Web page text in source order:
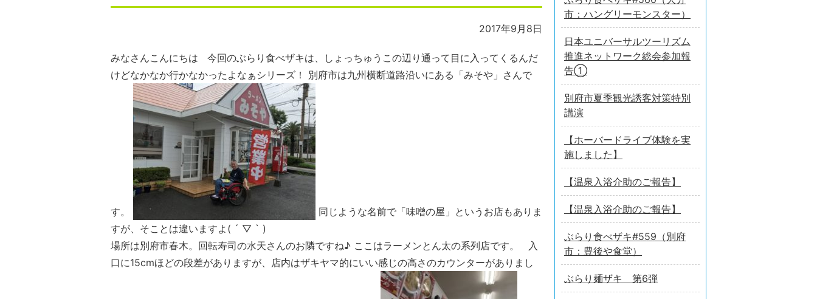
2017年9月8日
みなさんこんにちは 今回のぶらり食べザキは、しょっちゅうこの辺り通って目に入ってくるんだ
けどなかなか行かなかったよなぁシリーズ！ 別府市は九州横断道路沿いにある「みそや」さんで
す。
同じような名前で「味噌の屋」というお店もありま
すが、そことは違いますよ( ´ ▽ ` )
場所は別府市春木。回転寿司の水天さんのお隣ですね♪ ここはラーメンとん太の系列店です。 入
口に15cmほどの段差がありますが、店内はザキヤマ的にいい感じの高さのカウンターがありまし
市：ハングリーモンスター）
日本ユニバーサルツーリズム
推進ネットワーク総会参加報
告①
別府市夏季観光誘客対策特別
講演
【ホーバードライブ体験を実
施しました】
【温泉入浴介助のご報告】
【温泉入浴介助のご報告】
ぶらり食べザキ#559（別府
市：豊後や食堂）
ぶらり麺ザキ 第6弾